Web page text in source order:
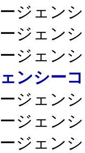
ジェンシ
ジェンシ
ジェンシ
ンシーコ
ジェンシ
ジェンシ
ジェンシ